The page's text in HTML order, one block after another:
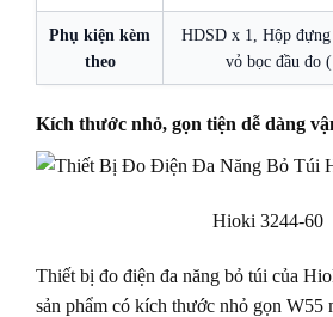
Phụ kiện kèm
theo
HDSD x 1, Hộp
vỏ bọc đầu đo
Kích thước nhỏ, gọn tiện dễ dàng
Hioki 3244-60
Thiết bị đo điện đa năng bỏ túi của
sản phẩm có kích thước nhỏ gọn W55